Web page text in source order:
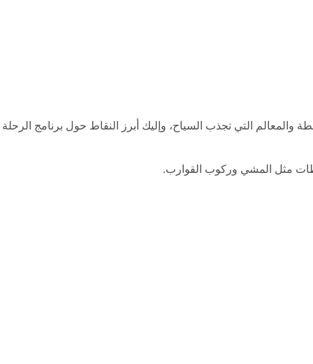
التي تجذب السياح، وإليك أبرز النقاط حول برنامج الرحلة
مثل المشي وركوب القوارب.